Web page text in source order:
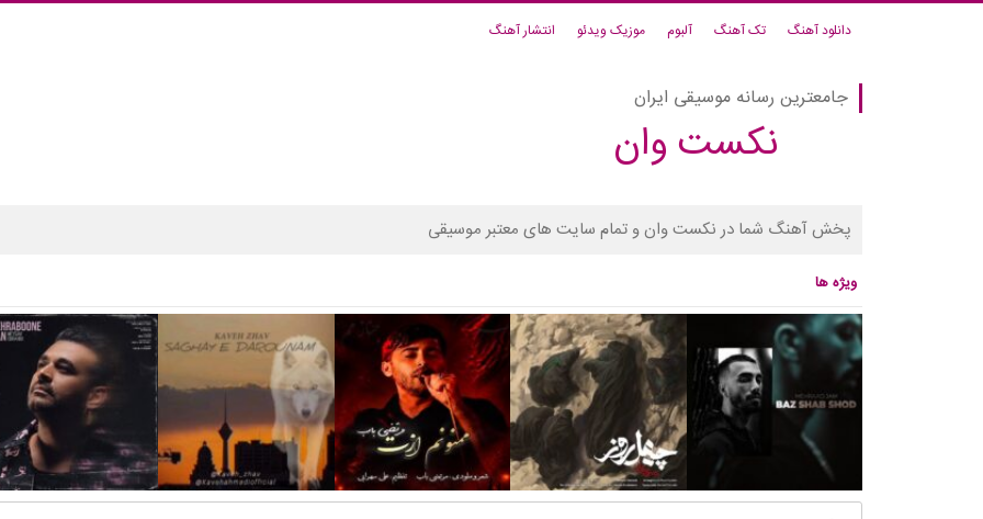
دانلود آهنگ تک آهنگ آلبوم موزیک ویدئو انتشار آهنگ
جامعترین رسانه موسیقی ایران
نکست وان
پخش آهنگ شما در نکست وان و تمام سایت های معتبر موسیقی
ویژه ها